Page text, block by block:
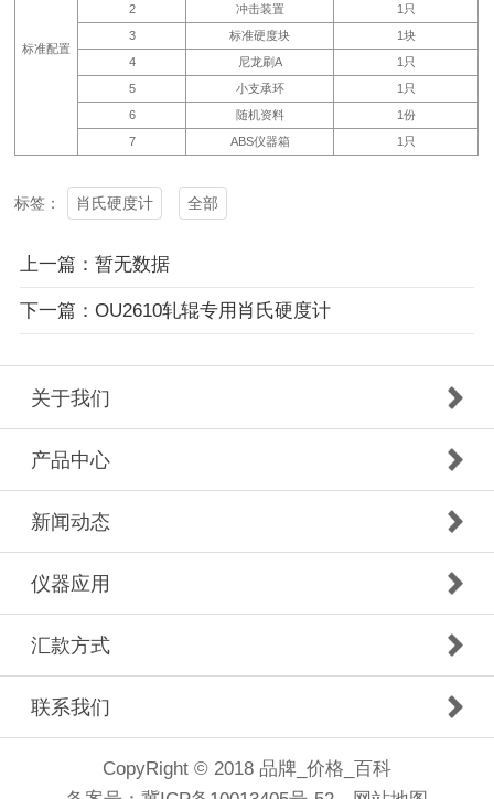
标准配置
2
冲击装置
1只
3
标准硬度块
1块
4
尼龙刷A
1只
5
小支承环
1只
6
随机资料
1份
7
ABS仪器箱 1只
标签： 肖氏硬度计 全部
上一篇：暂无数据
下一篇：OU2610轧辊专用肖氏硬度计
关于我们
产品中心
新闻动态
仪器应用
汇款方式
联系我们
CopyRight © 2018 品牌_价格_百科